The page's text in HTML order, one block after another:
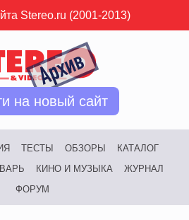
Stereo.ru (2001-2013)
на новый сайт
ТЕСТЫ ОБЗОРЫ
КАТАЛОГ
КИНО И МУЗЫКА
ЖУРНАЛ
ФОРУМ